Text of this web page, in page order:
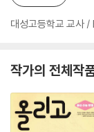
대성고등학교 교사 /
작가의 전체작